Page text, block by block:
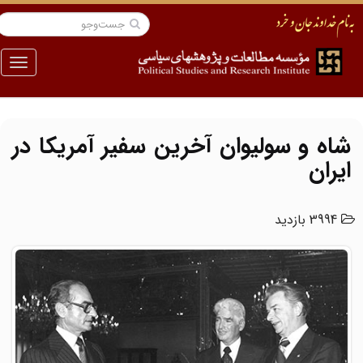
منو
شاه و سولیوان آخرین سفیر آمریکا در
ایران
3994 بازدید